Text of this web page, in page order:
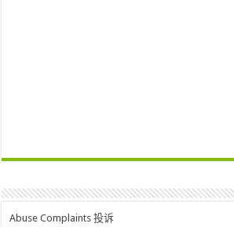
Abuse Complaints 投诉